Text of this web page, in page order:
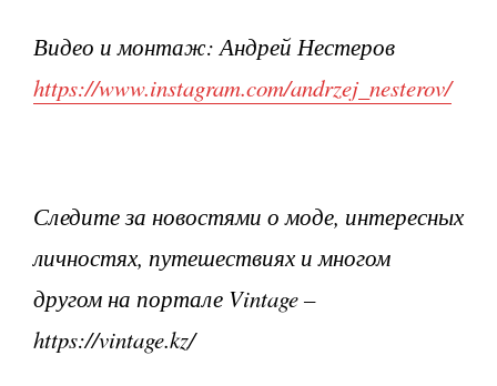
Видео и монтаж: Андрей Нестеров
https://www.instagram.com/andrzej_nesterov/
Следите за новостями о моде, интересных
личностях, путешествиях и многом
другом на портале Vintage –
https://vintage.kz/